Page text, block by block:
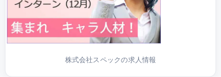
株式会社スペックの求人情報